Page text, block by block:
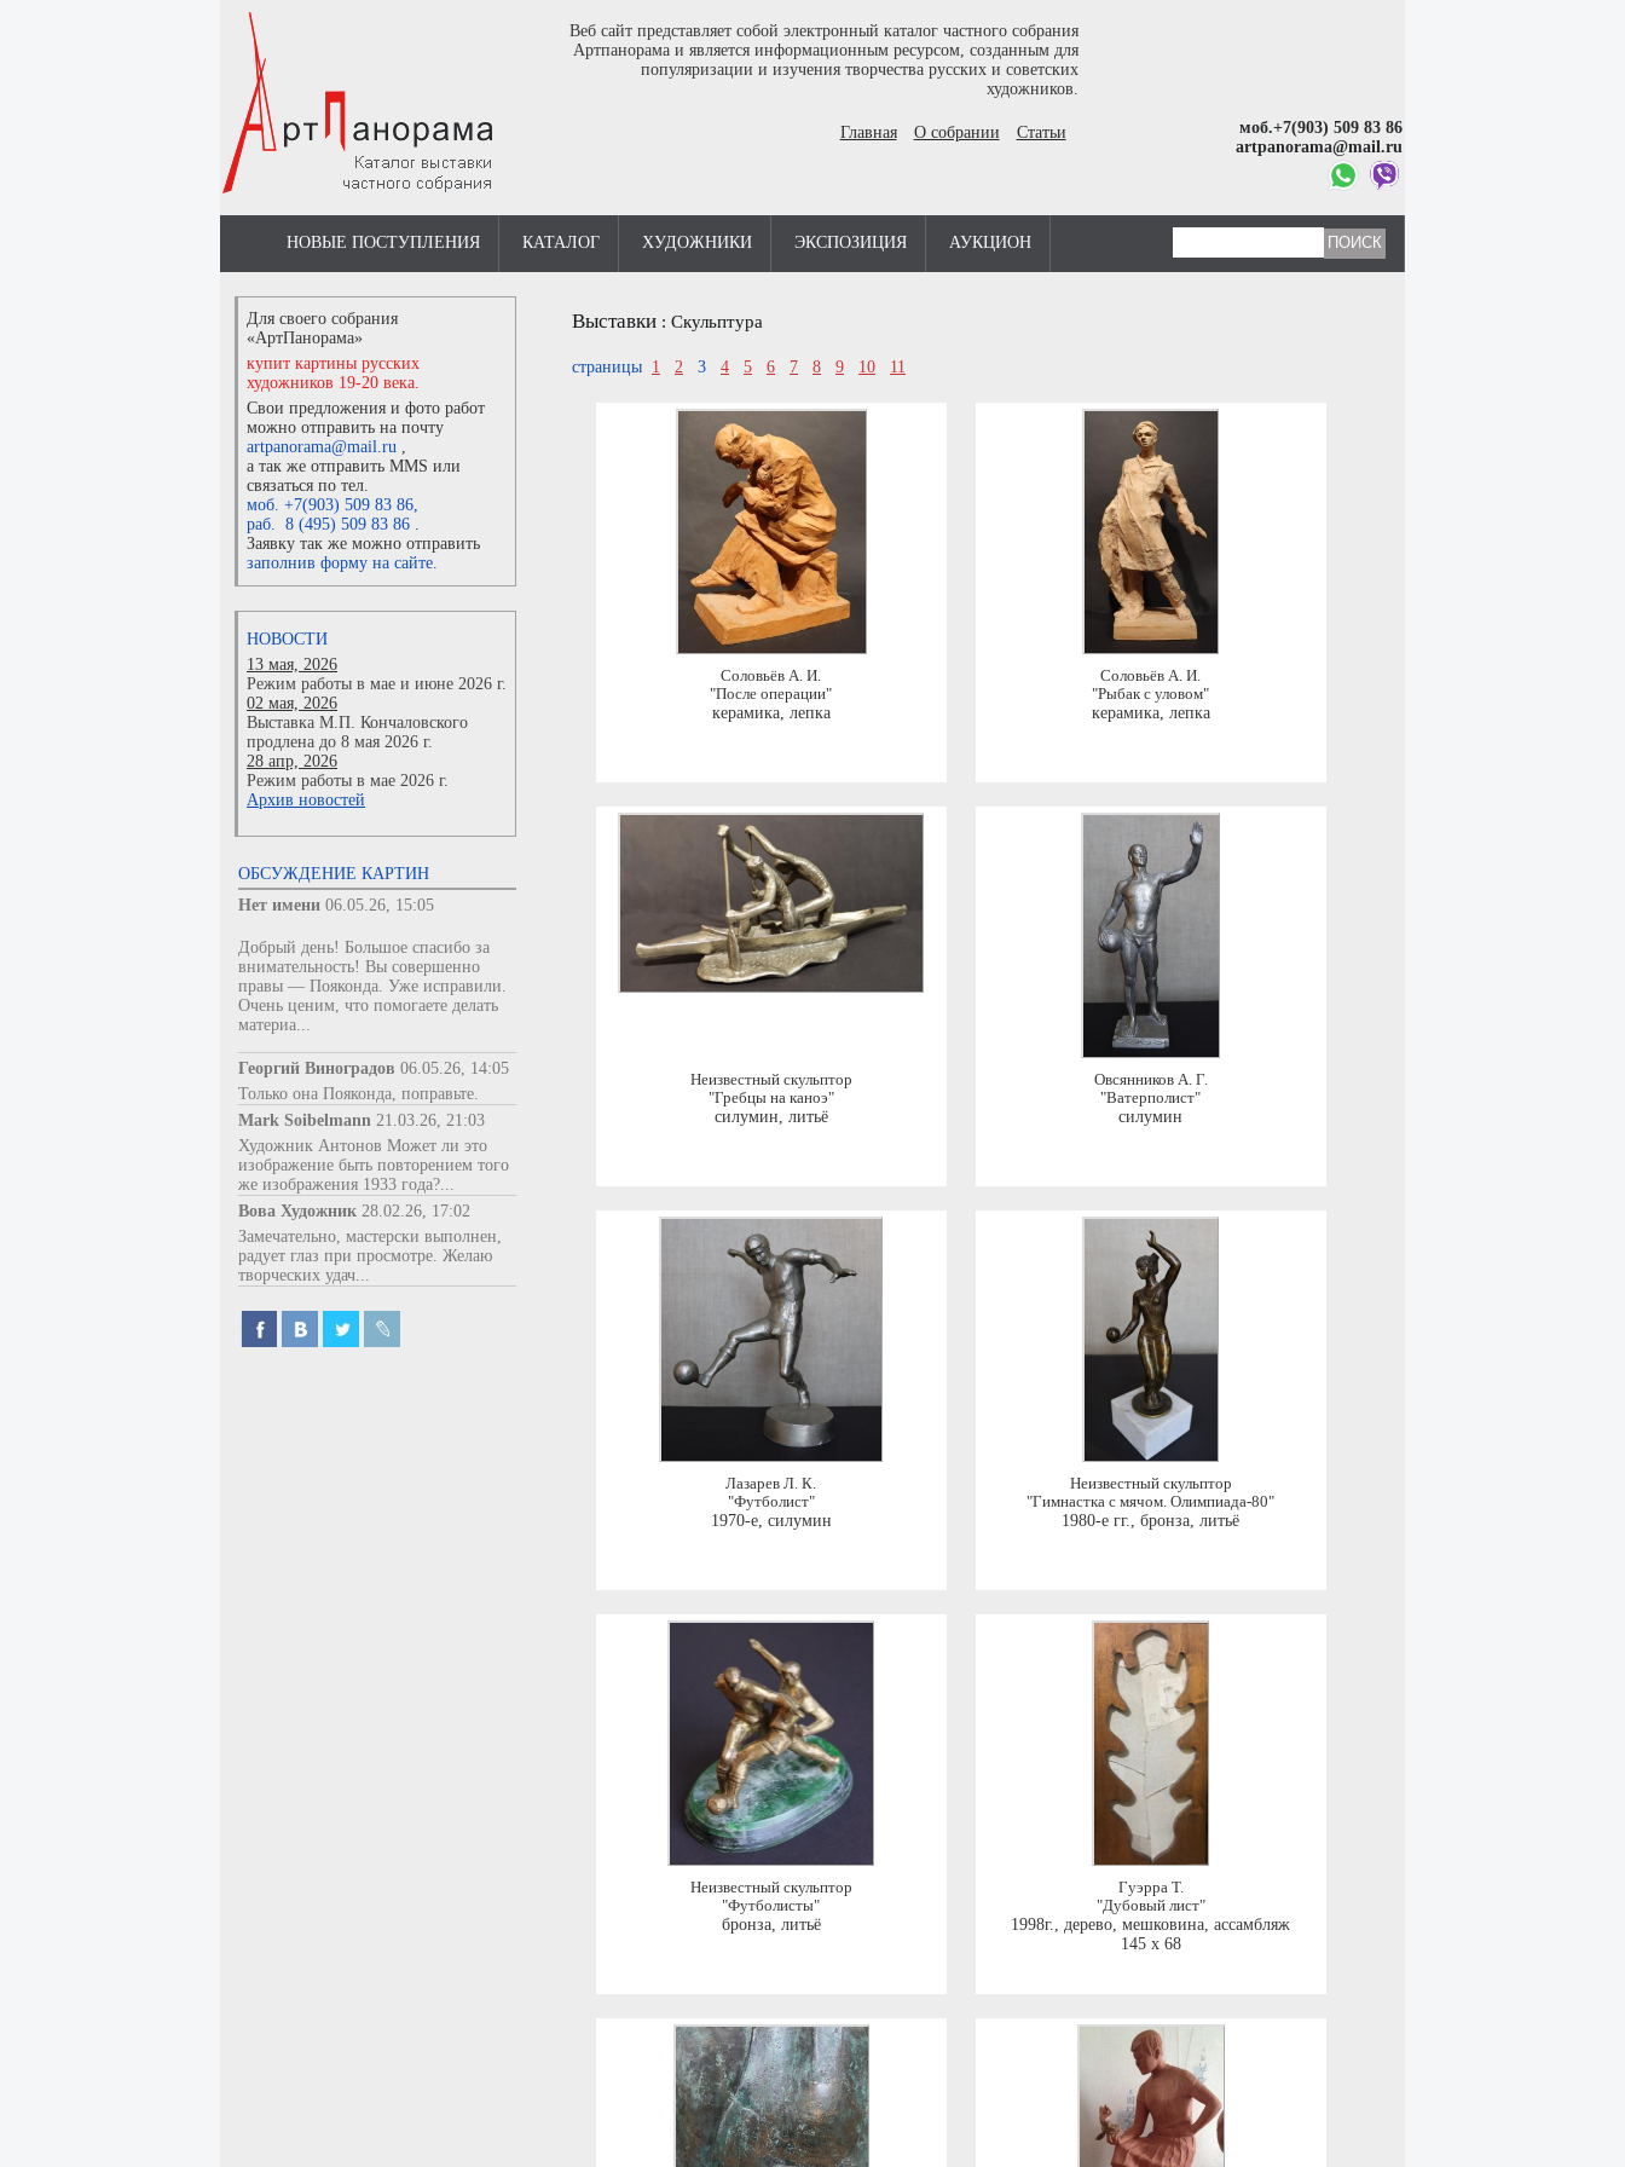
Веб сайт представляет собой электронный каталог частного собрания
Артпанорама и является информационным ресурсом, созданным для
популяризации и изучения творчества русских и советских
художников.
Главная О собрании Статьи
моб.+7(903) 509 83 86
artpanorama@mail.ru
НОВЫЕ ПОСТУПЛЕНИЯ КАТАЛОГ ХУДОЖНИКИ ЭКСПОЗИЦИЯ АУКЦИОН
Для своего собрания
«АртПанорама»
купит картины русских
художников 19-20 века.
Свои предложения и фото работ
можно отправить на почту
artpanorama@mail.ru ,
а так же отправить MMS или
связаться по тел.
моб. +7(903) 509 83 86,
раб. 8 (495) 509 83 86 .
Заявку так же можно отправить
заполнив форму на сайте.
НОВОСТИ
13 мая, 2026
Режим работы в мае и июне 2026 г.
02 мая, 2026
Выставка М.П. Кончаловского
продлена до 8 мая 2026 г.
28 апр, 2026
Режим работы в мае 2026 г.
Архив новостей
ОБСУЖДЕНИЕ КАРТИН
Нет имени 06.05.26, 15:05
Добрый день! Большое спасибо за
внимательность! Вы совершенно
правы — Пояконда. Уже исправили.
Очень ценим, что помогаете делать
материа...
Георгий Виноградов 06.05.26, 14:05
Только она Пояконда, поправьте.
Mark Soibelmann 21.03.26, 21:03
Художник Антонов Может ли это
изображение быть повторением того
же изображения 1933 года?...
Вова Художник 28.02.26, 17:02
Замечательно, мастерски выполнен,
радует глаз при просмотре. Желаю
творческих удач...
Выставки : Скульптура
страницы 1 2 3 4 5 6 7 8 9 10 11
Соловьёв А. И.
"После операции"
керамика, лепка
Соловьёв А. И.
"Рыбак с уловом"
керамика, лепка
Неизвестный скульптор
"Гребцы на каноэ"
силумин, литьё
Овсянников А. Г.
"Ватерполист"
силумин
Лазарев Л. К.
"Футболист"
1970-е, силумин
Неизвестный скульптор
"Гимнастка с мячом. Олимпиада-80"
1980-е гг., бронза, литьё
Неизвестный скульптор
"Футболисты"
бронза, литьё
Гуэрра Т.
"Дубовый лист"
1998г., дерево, мешковина, ассамбляж
145 x 68